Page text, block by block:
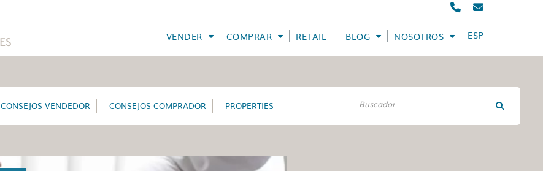
VENDER COMPRAR RETAIL BLOG NOSOTROS ESPAÑOL
CONSEJOS VENDEDOR CONSEJOS COMPRADOR PROPERTIES